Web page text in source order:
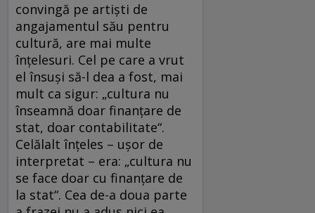
convingă pe artişti de
angajamentul său pentru
cultură, are mai multe
înţelesuri. Cel pe care a vrut
el însuşi să-l dea a fost, mai
mult ca sigur: „cultura nu
înseamnă doar finanţare de
stat, doar contabilitate“.
Celălalt înţeles – uşor de
interpretat – era: „cultura nu
se face doar cu finanţare de
la stat“. Cea de-a doua parte